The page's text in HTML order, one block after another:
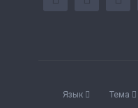
Язык Тема